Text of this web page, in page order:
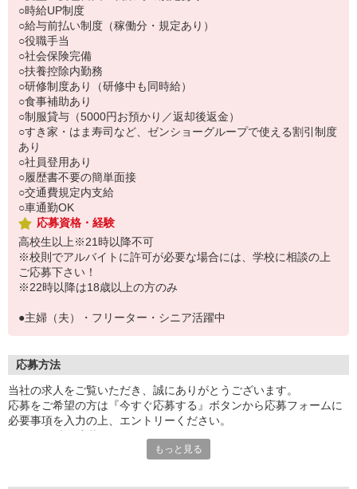
○時給UP制度
○給与前払い制度（稼働分・規定あり）
○役職手当
○社会保険完備
○扶養控除内勤務
○研修制度あり（研修中も同時給）
○食事補助あり
○制服貸与（5000円お預かり／返却後返金）
○すき家・はま寿司など、ゼンショーグループで使える割引制度
あり
○社員登用あり
○履歴書不要の簡単面接
○交通費規定内支給
○車通勤OK
応募資格・経験
高校生以上※21時以降不可
※校則でアルバイトに許可が必要な場合には、学校に相談の上
ご応募下さい！
※22時以降は18歳以上の方のみ
●主婦（夫）・フリーター・シニア活躍中
応募方法
当社の求人をご覧いただき、誠にありがとうございます。
応募をご希望の方は『今すぐ応募する』ボタンから応募フォームに
必要事項を入力の上、エントリーください。
もっと見る